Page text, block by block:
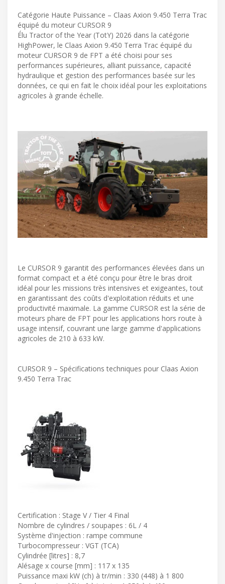
Catégorie Haute Puissance – Claas Axion 9.450 Terra Trac
équipé du moteur CURSOR 9
Élu Tractor of the Year (TotY) 2026 dans la catégorie
HighPower, le Claas Axion 9.450 Terra Trac équipé du
moteur CURSOR 9 de FPT a été choisi pour ses
performances supérieures, alliant puissance, capacité
hydraulique et gestion des performances basée sur les
données, ce qui en fait le choix idéal pour les exploitations
agricoles à grande échelle.
Le CURSOR 9 garantit des performances élevées dans un
format compact et a été conçu pour être le bras droit
idéal pour les missions très intensives et exigeantes, tout
en garantissant des coûts d'exploitation réduits et une
productivité maximale. La gamme CURSOR est la série de
moteurs phare de FPT pour les applications hors route à
usage intensif, couvrant une large gamme d'applications
agricoles de 210 à 633 kW.
CURSOR 9 – Spécifications techniques pour Claas Axion
9.450 Terra Trac
Certification : Stage V / Tier 4 Final
Nombre de cylindres / soupapes : 6L / 4
Système d'injection : rampe commune
Turbocompresseur : VGT (TCA)
Cylindrée [litres] : 8,7
Alésage x course [mm] : 117 x 135
Puissance maxi kW (ch) à tr/min : 330 (448) à 1 800